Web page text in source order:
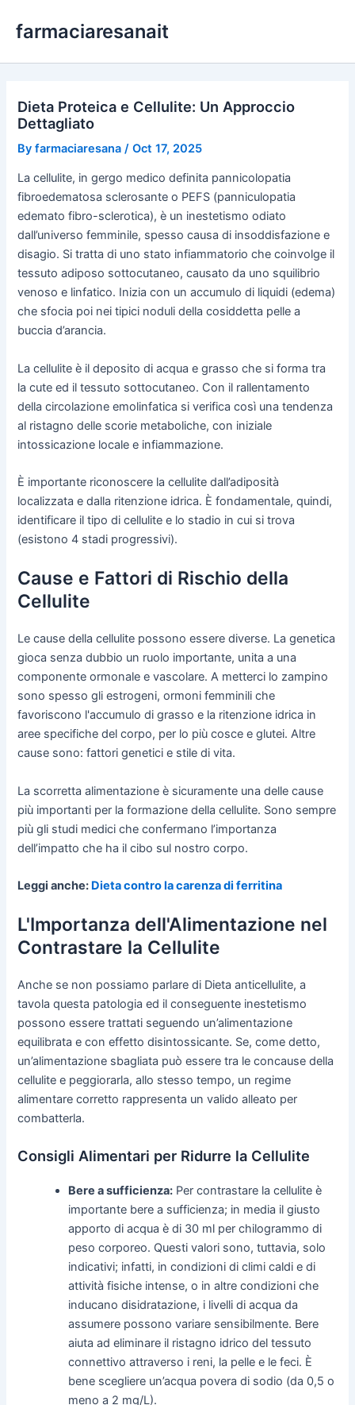
farmaciaresanait
Dieta Proteica e Cellulite: Un Approccio
Dettagliato
Byfarmaciaresana /Oct 17, 2025
La cellulite, in gergo medico definita pannicolopatia
fibroedematosa sclerosante o PEFS (panniculopatia
edemato fibro-sclerotica), è un inestetismo odiato
dall’universo femminile, spesso causa di insoddisfazione e
disagio. Si tratta di uno stato infiammatorio che coinvolge il
tessuto adiposo sottocutaneo, causato da uno squilibrio
venoso e linfatico. Inizia con un accumulo di liquidi (edema)
che sfocia poi nei tipici noduli della cosiddetta pelle a
buccia d’arancia.
La cellulite è il deposito di acqua e grasso che si forma tra
la cute ed il tessuto sottocutaneo. Con il rallentamento
della circolazione emolinfatica si verifica così una tendenza
al ristagno delle scorie metaboliche, con iniziale
intossicazione locale e infiammazione.
È importante riconoscere la cellulite dall’adiposità
localizzata e dalla ritenzione idrica. È fondamentale, quindi,
identificare il tipo di cellulite e lo stadio in cui si trova
(esistono 4 stadi progressivi).
Cause e Fattori di Rischio della
Cellulite
Le cause della cellulite possono essere diverse. La genetica
gioca senza dubbio un ruolo importante, unita a una
componente ormonale e vascolare. A metterci lo zampino
sono spesso gli estrogeni, ormoni femminili che
favoriscono l'accumulo di grasso e la ritenzione idrica in
aree specifiche del corpo, per lo più cosce e glutei. Altre
cause sono: fattori genetici e stile di vita.
La scorretta alimentazione è sicuramente una delle cause
più importanti per la formazione della cellulite. Sono sempre
più gli studi medici che confermano l’importanza
dell’impatto che ha il cibo sul nostro corpo.
Leggi anche: Dieta contro la carenza di ferritina
L'Importanza dell'Alimentazione nel
Contrastare la Cellulite
Anche se non possiamo parlare di Dieta anticellulite, a
tavola questa patologia ed il conseguente inestetismo
possono essere trattati seguendo un’alimentazione
equilibrata e con effetto disintossicante. Se, come detto,
un’alimentazione sbagliata può essere tra le concause della
cellulite e peggiorarla, allo stesso tempo, un regime
alimentare corretto rappresenta un valido alleato per
combatterla.
Consigli Alimentari per Ridurre la Cellulite
Bere a sufficienza: Per contrastare la cellulite è
importante bere a sufficienza; in media il giusto
apporto di acqua è di 30 ml per chilogrammo di
peso corporeo. Questi valori sono, tuttavia, solo
indicativi; infatti, in condizioni di climi caldi e di
attività fisiche intense, o in altre condizioni che
inducano disidratazione, i livelli di acqua da
assumere possono variare sensibilmente. Bere
aiuta ad eliminare il ristagno idrico del tessuto
connettivo attraverso i reni, la pelle e le feci. È
bene scegliere un’acqua povera di sodio (da 0,5 o
meno a 2 mg/L).